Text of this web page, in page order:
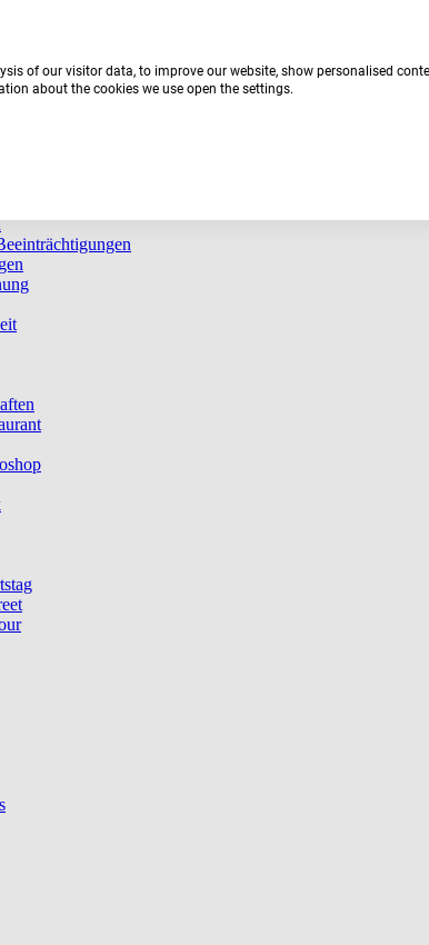
of our visitor data, to improve our website, show personalised
about the cookies we use open the settings.